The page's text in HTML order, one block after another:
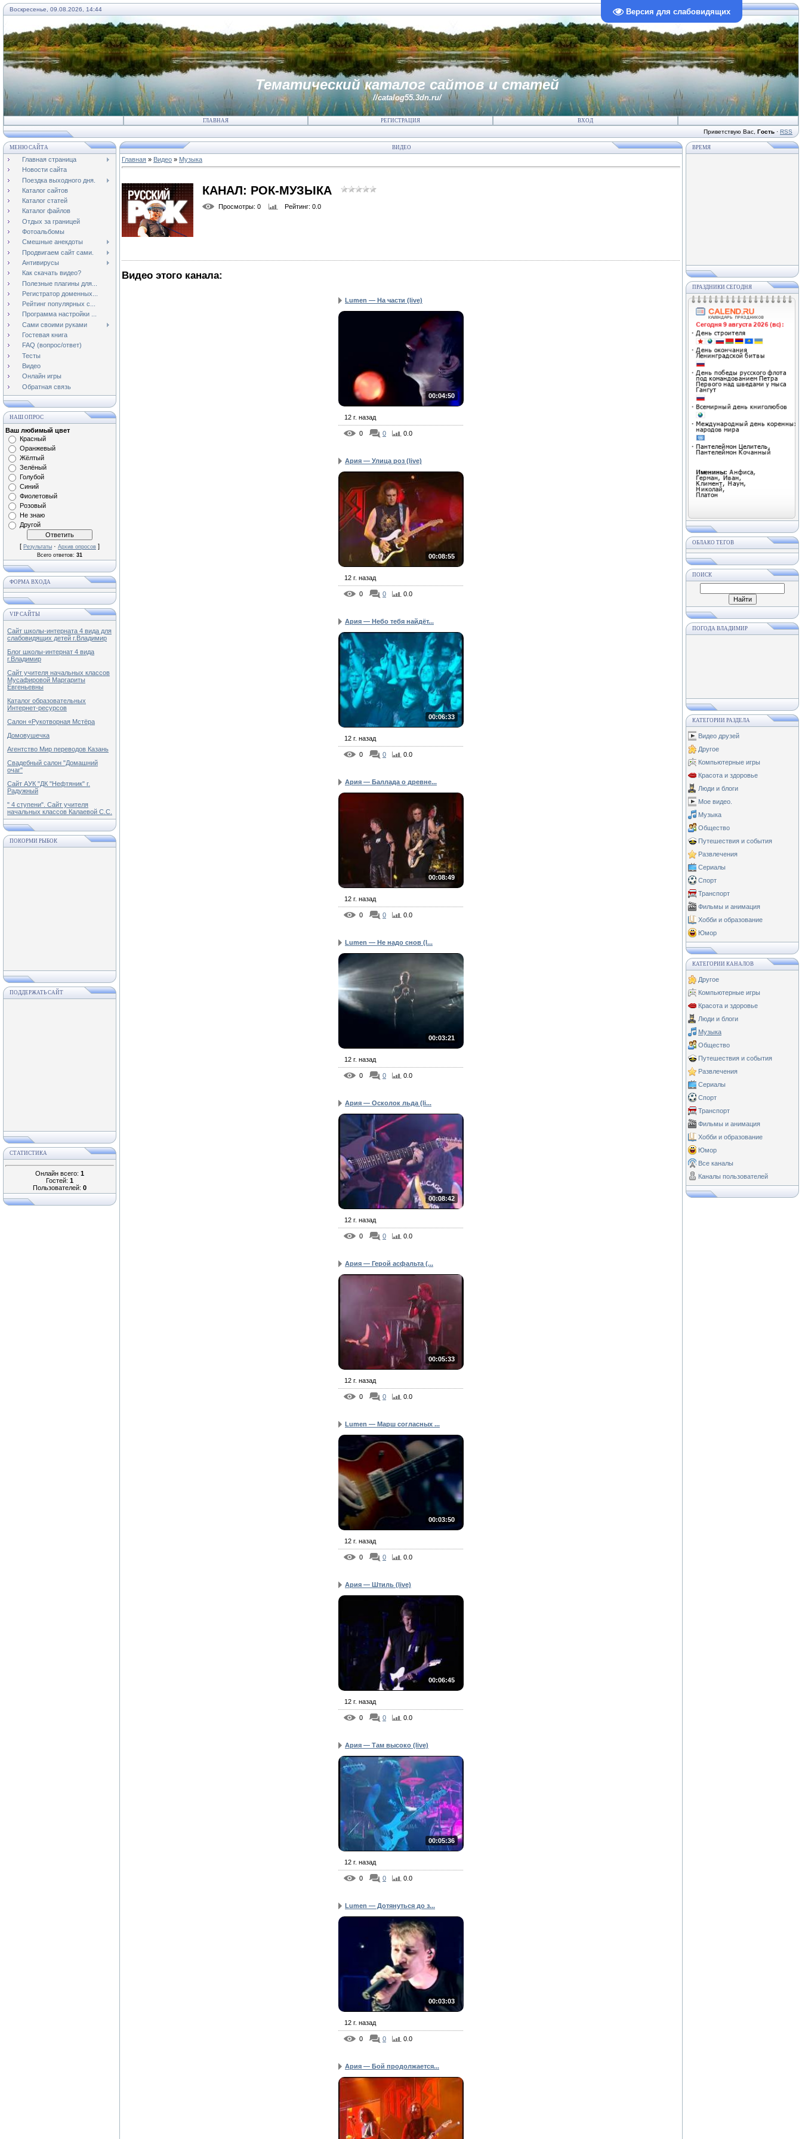
Версия для слабовидящих
Воскресенье, 09.08.2026, 14:44
Тематический каталог сайтов и статей
//catalog55.3dn.ru/
ГЛАВНАЯ РЕГИСТРАЦИЯ ВХОД
Приветствую Вас Гость · RSS
МЕНЮ САЙТА
Главная страница
Новости сайта
Поездка выходного дня.
Каталог сайтов
Каталог статей
Каталог файлов
Отдых за границей
Фотоальбомы
Смешные анекдоты
Продвигаем сайт сами.
Антивирусы
Как скачать видео?
Полезные плагины для...
Регистратор доменных...
Рейтинг популярных с...
Программа настройки ...
Сами своими руками
Гостевая книга
FAQ (вопрос/ответ)
Тесты
Видео
Онлайн игры
Обратная связь
НАШ ОПРОС
Ваш любимый цвет
Красный
Оранжевый
Жёлтый
Зелёный
Голубой
Синий
Фиолетовый
Розовый
Не знаю
Другой
[ Результаты · Архив опросов ]
Всего ответов: 31
ФОРМА ВХОДА
VIP САЙТЫ
Сайт школы-интерната 4 вида для
слабовидящих детей г.Владимир
Блог школы-интернат 4 вида
г.Владимир
Сайт учителя начальных классов
Мусафировой Маргариты
Евгеньевны
Каталог образовательных
Интернет-ресурсов
Салон «Рукотворная Мстёра
Домовушечка
Агентство Мир переводов Казань
Свадебный салон "Домашний
очаг"
Сайт АУК "ДК "Нефтяник" г.
Радужный
" 4 ступени". Сайт учителя
начальных классов Калаевой С.С.
ПОКОРМИ РЫБОК
ПОДДЕРЖАТЬ САЙТ
СТАТИСТИКА
Онлайн всего: 1
Гостей: 1
Пользователей: 0
ВИДЕО
Главная » Видео » Музыка
КАНАЛ: РОК-МУЗЫКА
Просмотры: 0 Рейтинг: 0.0
Видео этого канала:
Lumen — На части (live)
00:04:50
12 г. назад
0 0 0.0
Ария — Улица роз (live)
00:08:55
12 г. назад
0 0 0.0
Ария — Небо тебя найдёт...
00:06:33
12 г. назад
0 0 0.0
Ария — Баллада о древне...
00:08:49
12 г. назад
0 0 0.0
Lumen — Не надо снов (l...
00:03:21
12 г. назад
0 0 0.0
Ария — Осколок льда (li...
00:08:42
12 г. назад
0 0 0.0
Ария — Герой асфальта (...
00:05:33
12 г. назад
0 0 0.0
Lumen — Марш согласных ...
00:03:50
12 г. назад
0 0 0.0
Ария — Штиль (live)
00:06:45
12 г. назад
0 0 0.0
Ария — Там высоко (live)
00:05:36
12 г. назад
0 0 0.0
Lumen — Дотянуться до з...
00:03:03
12 г. назад
0 0 0.0
Ария — Бой продолжается...
ВРЕМЯ
ПРАЗДНИКИ СЕГОДНЯ
ОБЛАКО ТЕГОВ
ПОИСК
ПОГОДА ВЛАДИМИР
КАТЕГОРИИ РАЗДЕЛА
Видео друзей
Другое
Компьютерные игры
Красота и здоровье
Люди и блоги
Мое видео.
Музыка
Общество
Путешествия и события
Развлечения
Сериалы
Спорт
Транспорт
Фильмы и анимация
Хобби и образование
Юмор
КАТЕГОРИИ КАНАЛОВ
Другое
Компьютерные игры
Красота и здоровье
Люди и блоги
Музыка
Общество
Путешествия и события
Развлечения
Сериалы
Спорт
Транспорт
Фильмы и анимация
Хобби и образование
Юмор
Все каналы
Каналы пользователей